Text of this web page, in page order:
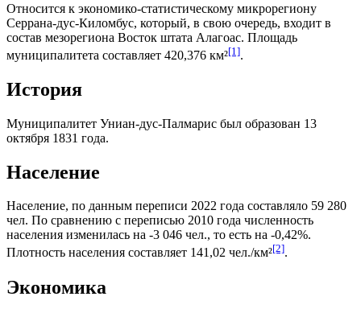
Относится к экономико-статистическому микрорегиону
Серрана-дус-Киломбус, который, в свою очередь, входит в
состав мезорегиона Восток штата Алагоас. Площадь
муниципалитета составляет 420,376 км²[1].
История
Муниципалитет Униан-дус-Палмарис был образован 13
октября 1831 года.
Население
Население, по данным переписи 2022 года составляло 59 280
чел. По сравнению с переписью 2010 года численность
населения изменилась на -3 046 чел., то есть на -0,42%.
Плотность населения составляет 141,02 чел./км²[2].
Экономика